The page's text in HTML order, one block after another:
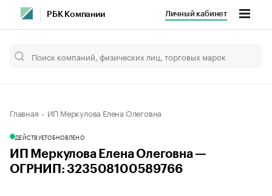
РБК Компании Личный кабинет
Главная ИП Меркулова Елена Олеговна
ДЕЙСТВУЕТОБНОВЛЕНО
ИП Меркулова Елена Олеговна —
ОГРНИП: 323508100589766